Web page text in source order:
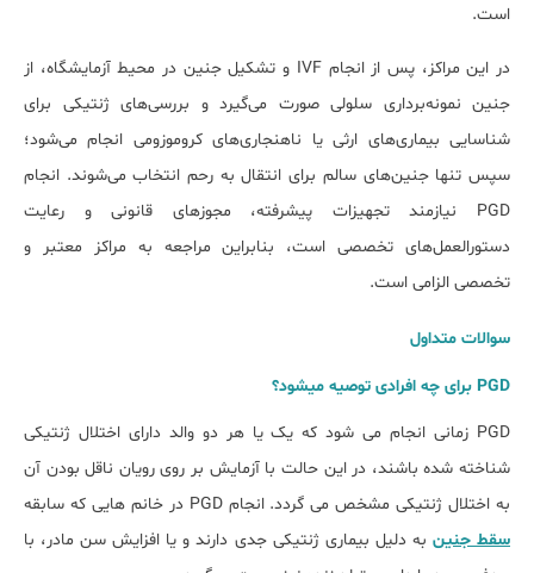
است.
در این مراکز، پس از انجام IVF و تشکیل جنین در محیط آزمایشگاه، از
جنین نمونه‌برداری سلولی صورت می‌گیرد و بررسی‌های ژنتیکی برای
شناسایی بیماری‌های ارثی یا ناهنجاری‌های کروموزومی انجام می‌شود؛
سپس تنها جنین‌های سالم برای انتقال به رحم انتخاب می‌شوند. انجام
PGD نیازمند تجهیزات پیشرفته، مجوزهای قانونی و رعایت
دستورالعمل‌های تخصصی است، بنابراین مراجعه به مراکز معتبر و
تخصصی الزامی است.
سوالات متداول
PGD برای چه افرادی توصیه می‎شود؟
PGD زمانی انجام می شود که یک یا هر دو والد دارای اختلال ژنتیکی
شناخته شده باشند، در این حالت با آزمایش بر روی رویان ناقل بودن آن
به اختلال ژنتیکی مشخص می گردد. انجام PGD در خانم هایی که سابقه
سقط جنین به دلیل بیماری ژنتیکی جدی دارند و یا افزایش سن مادر، با